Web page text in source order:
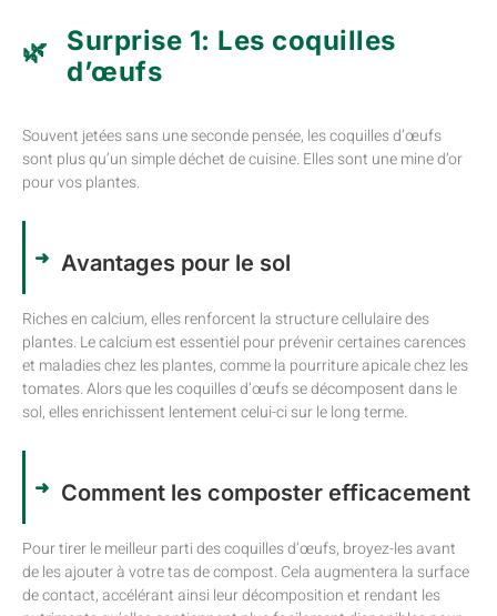
Surprise 1: Les coquilles
d’œufs
Souvent jetées sans une seconde pensée, les coquilles d’œufs
sont plus qu’un simple déchet de cuisine. Elles sont une mine d’or
pour vos plantes.
Avantages pour le sol
Riches en calcium, elles renforcent la structure cellulaire des
plantes. Le calcium est essentiel pour prévenir certaines carences
et maladies chez les plantes, comme la pourriture apicale chez les
tomates. Alors que les coquilles d’œufs se décomposent dans le
sol, elles enrichissent lentement celui-ci sur le long terme.
Comment les composter efficacement
Pour tirer le meilleur parti des coquilles d’œufs, broyez-les avant
de les ajouter à votre tas de compost. Cela augmentera la surface
de contact, accélérant ainsi leur décomposition et rendant les